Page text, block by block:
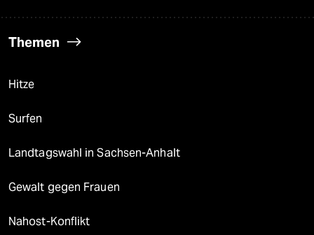
Themen
Hitze
Surfen
Landtagswahl in Sachsen-Anhalt
Gewalt gegen Frauen
Nahost-Konflikt